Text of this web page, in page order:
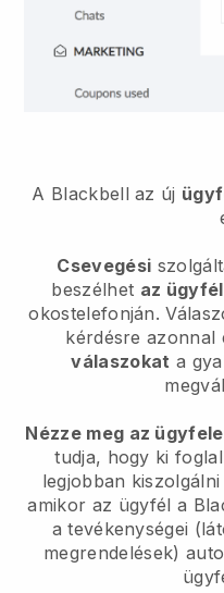
A Blackbell az új
Csevegési
beszélhet az
okostelefonján.
kérdésre azonnal
válaszokat a
Nézze meg az
tudja, hogy ki
legjobban
amikor az ügyfél a
a tevékenységei
megrendelések)